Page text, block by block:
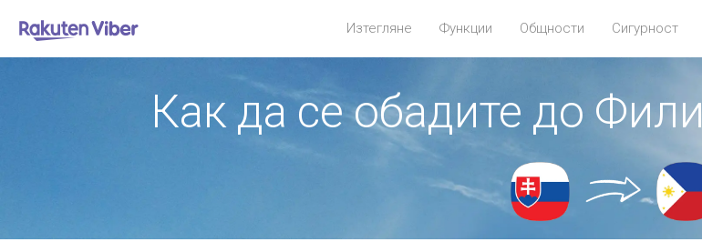
Изтегляне Функции Общности Сигурност
Как да се обадите до